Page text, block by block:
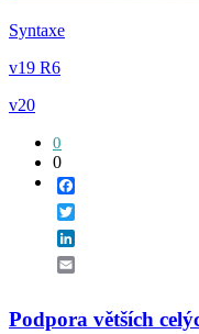
Syntaxe
v19 R6
v20
0
0
Podpora větších